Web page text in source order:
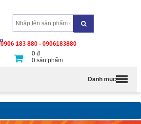
0906 183 880 - 0906183880
0 đ
0 sản phẩm
Danh mục